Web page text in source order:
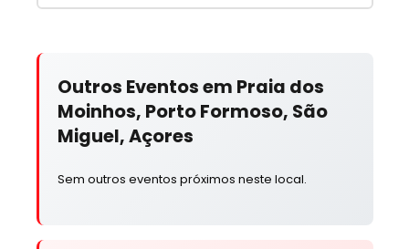
Outros Eventos em Praia dos
Moinhos, Porto Formoso, São
Miguel, Açores
Sem outros eventos próximos neste local.